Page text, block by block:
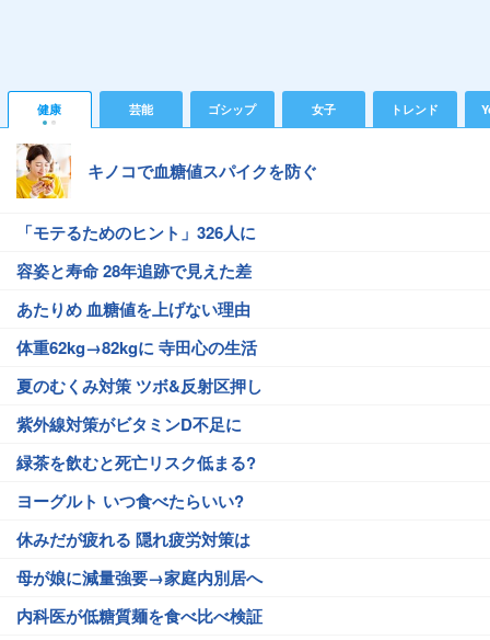
健康 芸能 ゴシップ 女子 トレンド
キノコで血糖値スパイクを防ぐ
「モテるためのヒント」326人に
容姿と寿命 28年追跡で見えた差
あたりめ 血糖値を上げない理由
体重62kg→82kgに 寺田心の生活
夏のむくみ対策 ツボ&反射区押し
紫外線対策がビタミンD不足に
緑茶を飲むと死亡リスク低まる?
ヨーグルト いつ食べたらいい?
休みだが疲れる 隠れ疲労対策は
母が娘に減量強要→家庭内別居へ
内科医が低糖質麺を食べ比べ検証